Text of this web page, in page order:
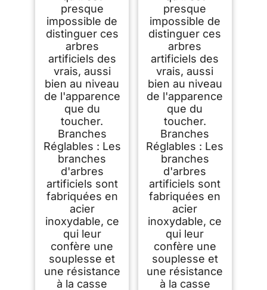
presque
impossible de
distinguer ces
arbres
artificiels des
vrais, aussi
bien au niveau
de l'apparence
que du
toucher.
Branches
Réglables : Les
branches
d'arbres
artificiels sont
fabriquées en
acier
inoxydable, ce
qui leur
confère une
souplesse et
une résistance
à la casse
presque
impossible de
distinguer ces
arbres
artificiels des
vrais, aussi
bien au niveau
de l'apparence
que du
toucher.
Branches
Réglables : Les
branches
d'arbres
artificiels sont
fabriquées en
acier
inoxydable, ce
qui leur
confère une
souplesse et
une résistance
à la casse